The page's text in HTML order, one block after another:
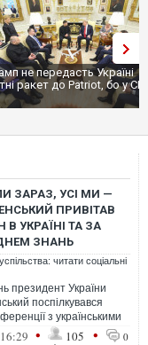
не передасть Україні
ракет до Patriot, бо у
ЗАРАЗ, УСІ МИ —
ПРИВІТАВ
В УКРАЇНІ ТА ЗА
ЗНАНЬ
читати соціальні
президент України
поспілкувався
з українськими
і привітав їх із...
• 105 • 0